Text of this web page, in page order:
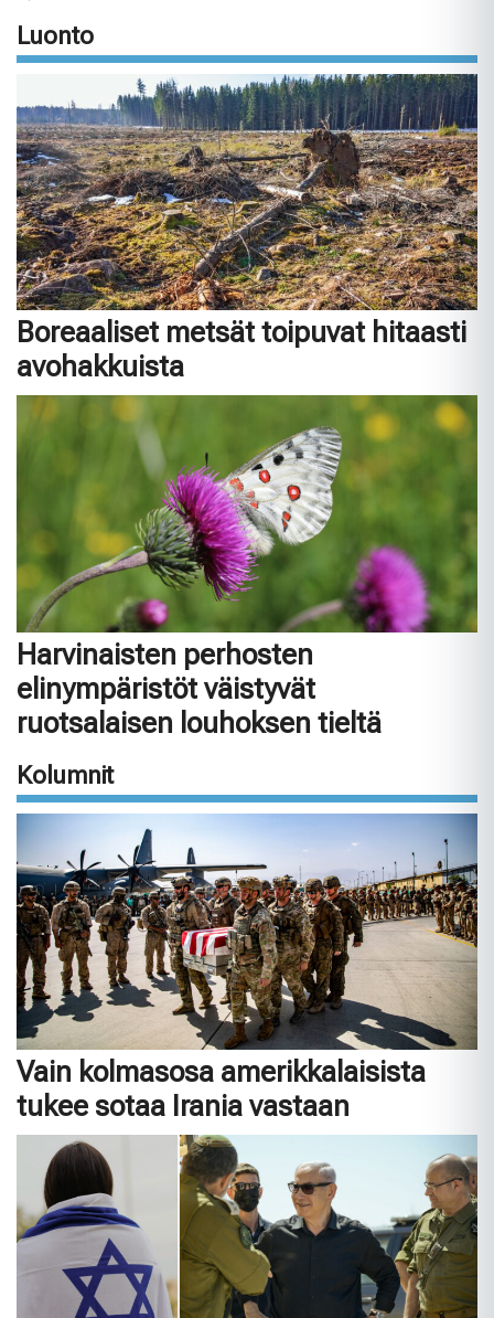
Luonto
Boreaaliset metsät toipuvat hitaasti
avohakkuista
Harvinaisten perhosten
elinympäristöt väistyvät
ruotsalaisen louhoksen tieltä
Kolumnit
Vain kolmasosa amerikkalaisista
tukee sotaa Irania vastaan